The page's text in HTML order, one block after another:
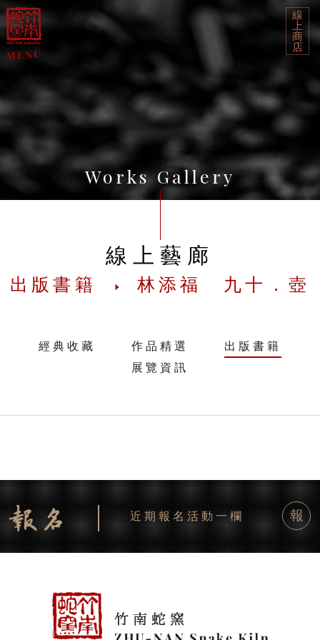
線
上
商
店
Works Gallery
線上藝廊
出版書籍 林添福 九十．壺
經典收藏 作品精選
出版書籍
展覽資訊
近期報名活動一欄 報